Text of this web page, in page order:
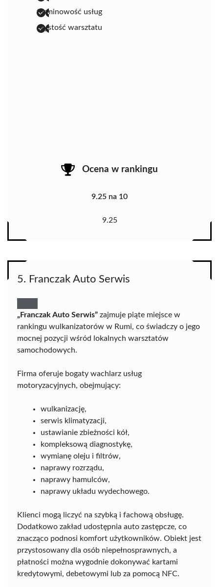
terminowość usług
czystość warsztatu
Ocena w rankingu
9.25 na 10
9.25
5. Franczak Auto Serwis
„Franczak Auto Serwis” zajmuje piąte miejsce w
rankingu wulkanizatorów w Rumi, co świadczy o jego
mocnej pozycji wśród lokalnych warsztatów
samochodowych.
Firma oferuje bogaty wachlarz usług
motoryzacyjnych, obejmujący:
wulkanizację,
serwis klimatyzacji,
ustawianie zbieżności kół,
kompleksową diagnostykę,
wymianę oleju i filtrów,
naprawy rozrządu,
naprawy hamulców,
naprawy układu wydechowego.
Klienci mogą liczyć na szybką i fachową obsługę.
Dodatkowo zakład udostępnia auto zastępcze, co
znacząco podnosi komfort użytkowników. Obiekt jest
przystosowany dla osób niepełnosprawnych, a
płatności można wygodnie dokonywać kartami
kredytowymi, debetowymi lub za pomocą NFC.